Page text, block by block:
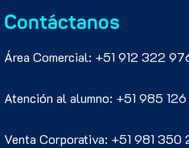
Contáctanos
Área Comercial: +51 912 322
Atención al alumno: +51 985 126
Venta Corporativa: +51 981 350